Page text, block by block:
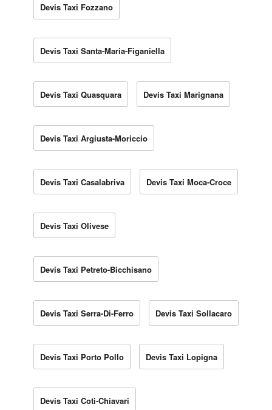
Devis Taxi Fozzano
Devis Taxi Santa-Maria-Figaniella
Devis Taxi Quasquara Devis Taxi Marignana
Devis Taxi Argiusta-Moriccio
Devis Taxi Casalabriva Devis Taxi Moca-Croce
Devis Taxi Olivese
Devis Taxi Petreto-Bicchisano
Devis Taxi Serra-Di-Ferro Devis Taxi Sollacaro
Devis Taxi Porto Pollo Devis Taxi Lopigna
Devis Taxi Coti-Chiavari